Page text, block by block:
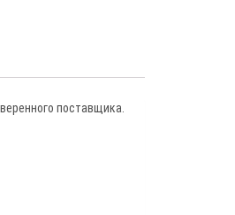
поставщика.